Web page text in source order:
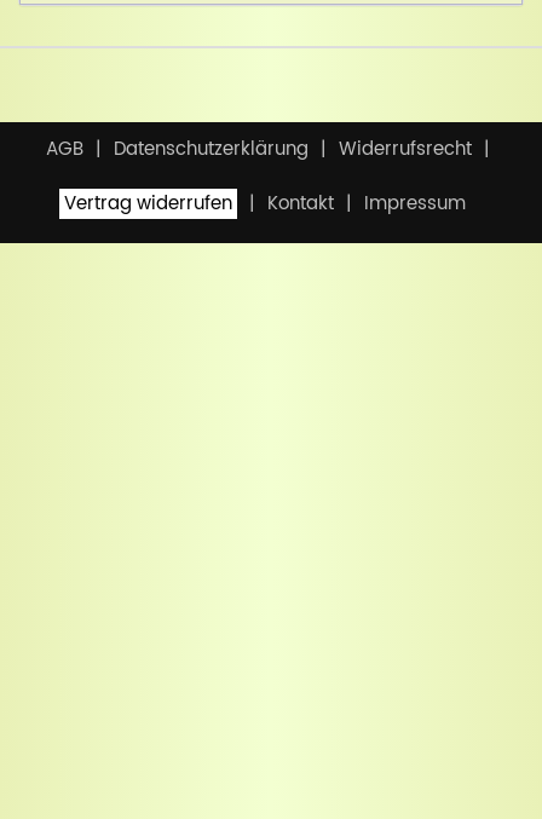
AGB Datenschutzerklärung
Widerrufsrecht
Vertrag widerrufen
Kontakt Impressum